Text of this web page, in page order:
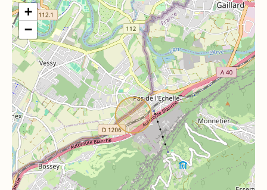
+
−